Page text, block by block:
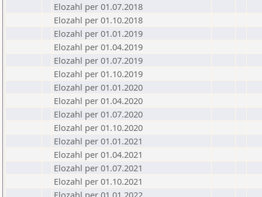
Elozahl per 01.07.2018
Elozahl per 01.10.2018
Elozahl per 01.01.2019
Elozahl per 01.04.2019
Elozahl per 01.07.2019
Elozahl per 01.10.2019
Elozahl per 01.01.2020
Elozahl per 01.04.2020
Elozahl per 01.07.2020
Elozahl per 01.10.2020
Elozahl per 01.01.2021
Elozahl per 01.04.2021
Elozahl per 01.07.2021
Elozahl per 01.10.2021
Elozahl per 01.01.2022